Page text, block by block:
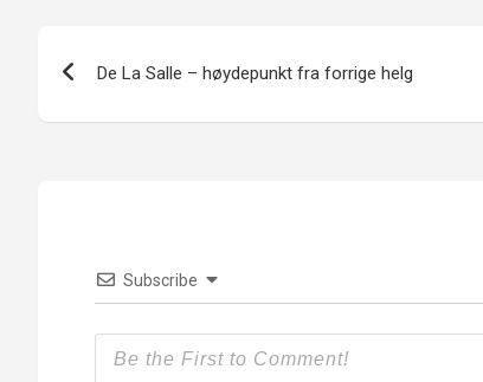
De La Salle – høydepunkt fra forrige helg
Subscribe